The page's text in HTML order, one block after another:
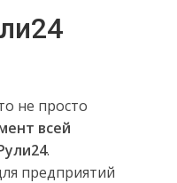
не просто
всей
.
предприятий